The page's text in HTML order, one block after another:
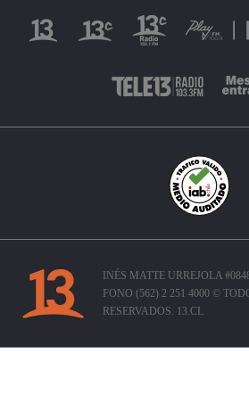
INÉS MATTE URREJOLA
FONO (562) 2 251 4000 ©
RESERVADOS. 13.CL